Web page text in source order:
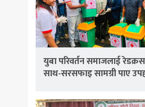
युबा परिवर्तन समाजलाई
साथ-सरसफाइ सामग्री पाए